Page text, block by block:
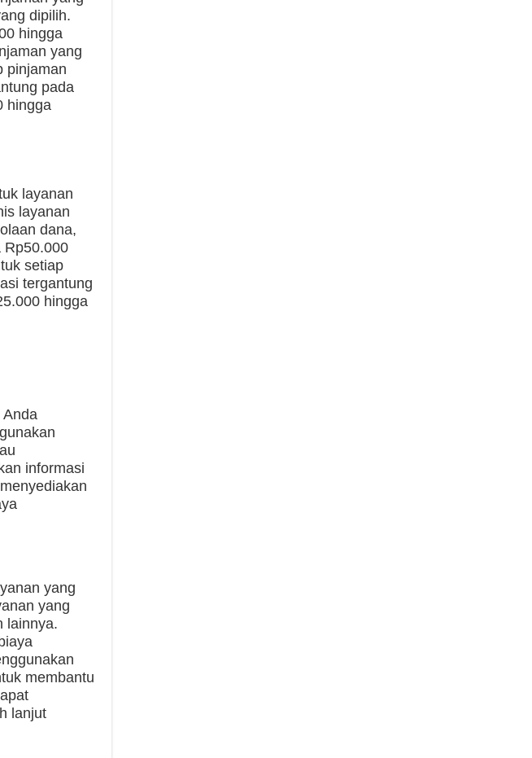
dipilih.
hingga
yang
pinjaman
pada
hingga
layanan
layanan
dana,
Rp50.000
setiap
tergantung
hingga
Anda
informasi
yang
yang
lainnya.
membantu
lanjut